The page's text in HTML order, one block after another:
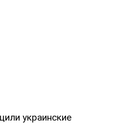
украинские